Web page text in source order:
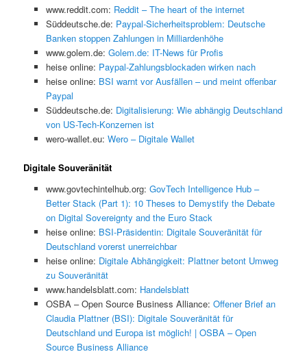
www.reddit.com: Reddit – The heart of the internet
Süddeutsche.de: Paypal-Sicherheitsproblem: Deutsche
Banken stoppen Zahlungen in Milliardenhöhe
www.golem.de: Golem.de: IT-News für Profis
heise online: Paypal-Zahlungsblockaden wirken nach
heise online: BSI warnt vor Ausfällen – und meint offenbar
Paypal
Süddeutsche.de: Digitalisierung: Wie abhängig Deutschland
von US-Tech-Konzernen ist
wero-wallet.eu: Wero – Digitale Wallet
Digitale Souveränität
www.govtechintelhub.org: GovTech Intelligence Hub –
Better Stack (Part 1): 10 Theses to Demystify the Debate
on Digital Sovereignty and the Euro Stack
heise online: BSI-Präsidentin: Digitale Souveränität für
Deutschland vorerst unerreichbar
heise online: Digitale Abhängigkeit: Plattner betont Umweg
zu Souveränität
www.handelsblatt.com: Handelsblatt
OSBA – Open Source Business Alliance: Offener Brief an
Claudia Plattner (BSI): Digitale Souveränität für
Deutschland und Europa ist möglich! | OSBA – Open
Source Business Alliance